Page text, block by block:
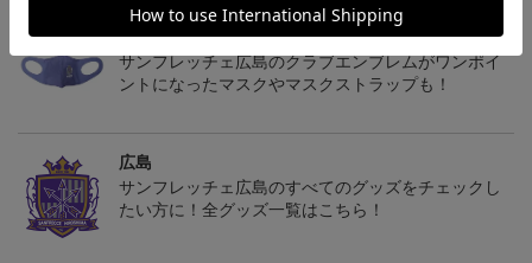
広島
サンフレッチェ広島のクラブエンブレムがワンポイ
ントになったマスクやマスクストラップも！
広島
サンフレッチェ広島のすべてのグッズをチェックし
たい方に！全グッズ一覧はこちら！